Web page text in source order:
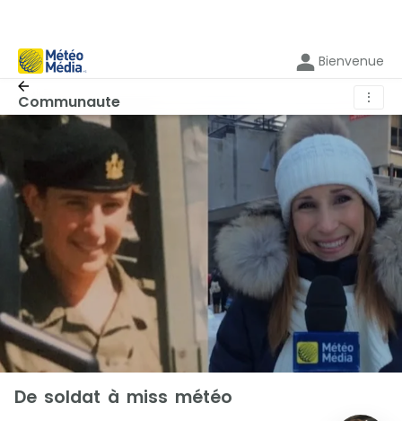
Bienvenue
Communaute ⋮
De soldat à miss météo